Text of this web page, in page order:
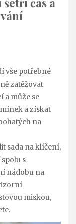
vše potřebné
zatěžovat
a může se
a získat
na
sada na klíčení,
s
nádobu na
miskou,